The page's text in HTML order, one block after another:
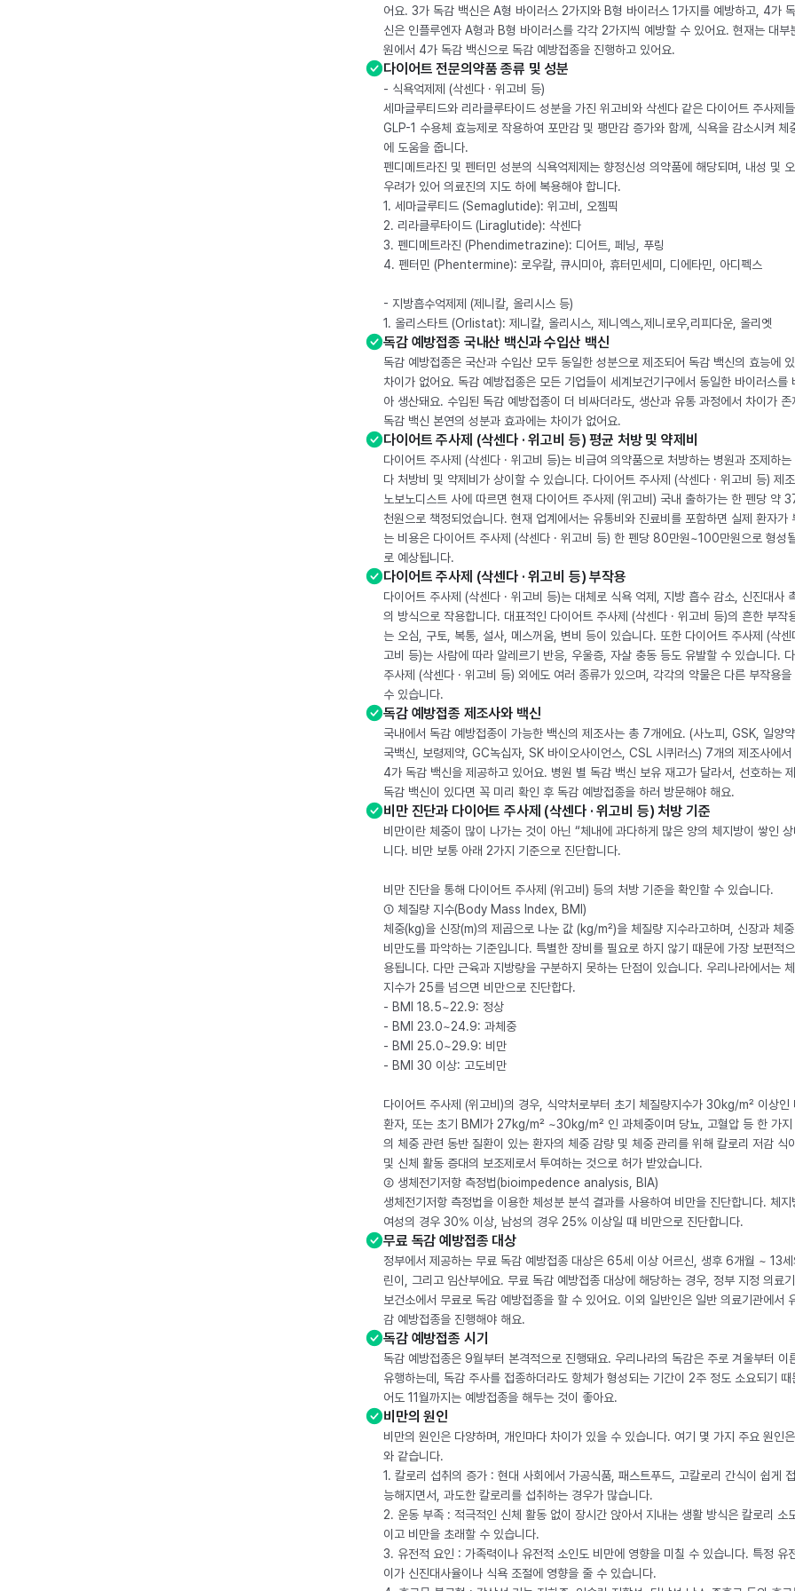
어요. 3가 독감 백신은 A형 바이러스 2가지와 B형 바이러스 1가지를 예방하고, 4가
신은 인플루엔자 A형과 B형 바이러스를 각각 2가지씩 예방할 수 있어요. 현재는 대부
원에서 4가 독감 백신으로 독감 예방접종을 진행하고 있어요.
다이어트 전문의약품 종류 및 성분
- 식욕억제제 (삭센다 · 위고비 등)
세마글루티드와 리라클루타이드 성분을 가진 위고비와 삭센다 같은 다이어트 주사제
GLP-1 수용체 효능제로 작용하여 포만감 및 팽만감 증가와 함께, 식욕을 감소시켜 체
에 도움을 줍니다.
펜디메트라진 및 펜터민 성분의 식욕억제제는 향정신성 의약품에 해당되며, 내성 및
우려가 있어 의료진의 지도 하에 복용해야 합니다.
1. 세마글루티드 (Semaglutide): 위고비, 오젬픽
2. 리라클루타이드 (Liraglutide): 삭센다
3. 펜디메트라진 (Phendimetrazine): 디어트, 페닝, 푸링
4. 펜터민 (Phentermine): 로우칼, 큐시미아, 휴터민세미, 디에타민, 아디펙스
- 지방흡수억제제 (제니칼, 올리시스 등)
1. 올리스타트 (Orlistat): 제니칼, 올리시스, 제니엑스,제니로우,리피다운, 올리엣
독감 예방접종 국내산 백신과 수입산 백신
독감 예방접종은 국산과 수입산 모두 동일한 성분으로 제조되어 독감 백신의 효능에
차이가 없어요. 독감 예방접종은 모든 기업들이 세계보건기구에서 동일한 바이러스를
아 생산돼요. 수입된 독감 예방접종이 더 비싸더라도, 생산과 유통 과정에서 차이가 존
독감 백신 본연의 성분과 효과에는 차이가 없어요.
다이어트 주사제 (삭센다 · 위고비 등) 평균 처방 및 약제비
다이어트 주사제 (삭센다 · 위고비 등)는 비급여 의약품으로 처방하는 병원과 조제하는
다 처방비 및 약제비가 상이할 수 있습니다. 다이어트 주사제 (삭센다 · 위고비 등) 제
노보노디스트 사에 따르면 현재 다이어트 주사제 (위고비) 국내 출하가는 한 펜당 약
천원으로 책정되었습니다. 현재 업계에서는 유통비와 진료비를 포함하면 실제 환자가
는 비용은 다이어트 주사제 (삭센다 · 위고비 등) 한 펜당 80만원~100만원으로 형성
로 예상됩니다.
다이어트 주사제 (삭센다 · 위고비 등) 부작용
다이어트 주사제 (삭센다 · 위고비 등)는 대체로 식욕 억제, 지방 흡수 감소, 신진대사
의 방식으로 작용합니다. 대표적인 다이어트 주사제 (삭센다 · 위고비 등)의 흔한 부작
는 오심, 구토, 복통, 설사, 메스꺼움, 변비 등이 있습니다. 또한 다이어트 주사제 (삭센
고비 등)는 사람에 따라 알레르기 반응, 우울증, 자살 충동 등도 유발할 수 있습니다.
주사제 (삭센다 · 위고비 등) 외에도 여러 종류가 있으며, 각각의 약물은 다른 부작용을
수 있습니다.
독감 예방접종 제조사와 백신
국내에서 독감 예방접종이 가능한 백신의 제조사는 총 7개에요. (사노피, GSK, 일양
국백신, 보령제약, GC녹십자, SK 바이오사이언스, CSL 시퀴러스) 7개의 제조사에서
4가 독감 백신을 제공하고 있어요. 병원 별 독감 백신 보유 재고가 달라서, 선호하는
독감 백신이 있다면 꼭 미리 확인 후 독감 예방접종을 하러 방문해야 해요.
비만 진단과 다이어트 주사제 (삭센다 · 위고비 등) 처방 기준
비만이란 체중이 많이 나가는 것이 아닌 “체내에 과다하게 많은 양의 체지방이 쌓인
니다. 비만 보통 아래 2가지 기준으로 진단합니다.
비만 진단을 통해 다이어트 주사제 (위고비) 등의 처방 기준을 확인할 수 있습니다.
① 체질량 지수(Body Mass Index, BMI)
체중(kg)을 신장(m)의 제곱으로 나눈 값 (kg/m²)을 체질량 지수라고하며, 신장과 체
비만도를 파악하는 기준입니다. 특별한 장비를 필요로 하지 않기 때문에 가장 보편적
용됩니다. 다만 근육과 지방량을 구분하지 못하는 단점이 있습니다. 우리나라에서는
지수가 25를 넘으면 비만으로 진단합다.
- BMI 18.5~22.9: 정상
- BMI 23.0~24.9: 과체중
- BMI 25.0~29.9: 비만
- BMI 30 이상: 고도비만
다이어트 주사제 (위고비)의 경우, 식약처로부터 초기 체질량지수가 30kg/m² 이상인
환자, 또는 초기 BMI가 27kg/m² ~30kg/m² 인 과체중이며 당뇨, 고혈압 등 한 가지
의 체중 관련 동반 질환이 있는 환자의 체중 감량 및 체중 관리를 위해 칼로리 저감 식
및 신체 활동 증대의 보조제로서 투여하는 것으로 허가 받았습니다.
② 생체전기저항 측정법(bioimpedence analysis, BIA)
생체전기저항 측정법을 이용한 체성분 분석 결과를 사용하여 비만을 진단합니다. 체지
여성의 경우 30% 이상, 남성의 경우 25% 이상일 때 비만으로 진단합니다.
무료 독감 예방접종 대상
정부에서 제공하는 무료 독감 예방접종 대상은 65세 이상 어르신, 생후 6개월 ~ 13
린이, 그리고 임산부에요. 무료 독감 예방접종 대상에 해당하는 경우, 정부 지정 의료
보건소에서 무료로 독감 예방접종을 할 수 있어요. 이외 일반인은 일반 의료기관에서
감 예방접종을 진행해야 해요.
독감 예방접종 시기
독감 예방접종은 9월부터 본격적으로 진행돼요. 우리나라의 독감은 주로 겨울부터 이
유행하는데, 독감 주사를 접종하더라도 항체가 형성되는 기간이 2주 정도 소요되기 때
어도 11월까지는 예방접종을 해두는 것이 좋아요.
비만의 원인
비만의 원인은 다양하며, 개인마다 차이가 있을 수 있습니다. 여기 몇 가지 주요 원인
와 같습니다.
1. 칼로리 섭취의 증가 : 현대 사회에서 가공식품, 패스트푸드, 고칼로리 간식이 쉽게
능해지면서, 과도한 칼로리를 섭취하는 경우가 많습니다.
2. 운동 부족 : 적극적인 신체 활동 없이 장시간 앉아서 지내는 생활 방식은 칼로리 소
이고 비만을 초래할 수 있습니다.
3. 유전적 요인 : 가족력이나 유전적 소인도 비만에 영향을 미칠 수 있습니다. 특정 유
이가 신진대사율이나 식욕 조절에 영향을 줄 수 있습니다.